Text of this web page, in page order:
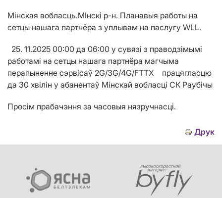
Мінская вобласць.МIнскi р-н. Планавыя работы на
сетцы нашага партнёра з уплывам на паслугу WLL.
25. 11.2025 00:00 да 06:00 у сувязі з праводзімымі
работамі на сетцы нашага партнёра магчыма
перапыненне сэрвісаў 2G/3G/4G/FTTX
працягласцю
да 30 хвiлiн у абанентаў Мінскай вобласці СК Раубiчы
Просім прабачэння за часовыя нязручнасці.
Друк